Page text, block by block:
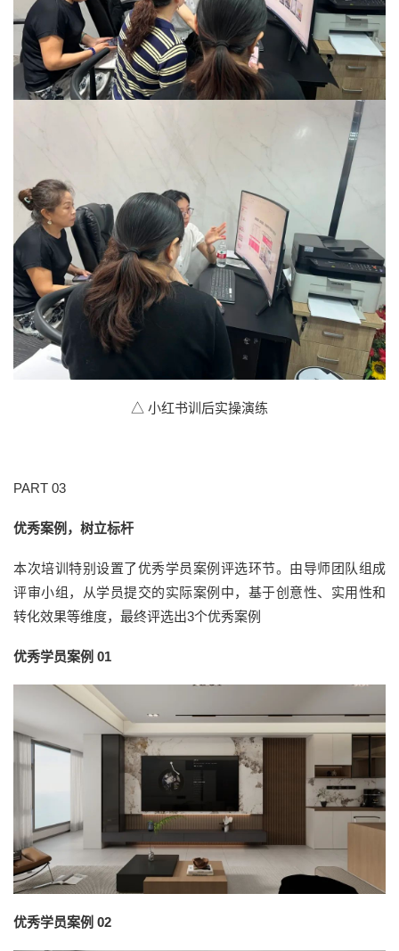
△ 小红书训后实操演练
PART 03
优秀案例，树立标杆
本次培训特别设置了优秀学员案例评选环节。由导师团队组成
评审小组，从学员提交的实际案例中，基于创意性、实用性和
转化效果等维度，最终评选出3个优秀案例
优秀学员案例 01
优秀学员案例 02